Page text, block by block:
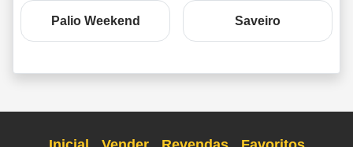
Palio Weekend Saveiro